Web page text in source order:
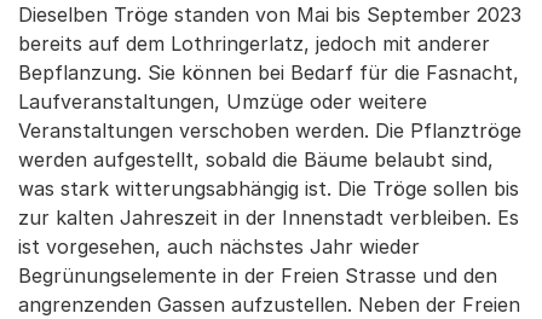
Dieselben Tröge standen von Mai bis September 2023
bereits auf dem Lothringerlatz, jedoch mit anderer
Bepflanzung. Sie können bei Bedarf für die Fasnacht,
Laufveranstaltungen, Umzüge oder weitere
Veranstaltungen verschoben werden. Die Pflanztröge
werden aufgestellt, sobald die Bäume belaubt sind,
was stark witterungsabhängig ist. Die Tröge sollen bis
zur kalten Jahreszeit in der Innenstadt verbleiben. Es
ist vorgesehen, auch nächstes Jahr wieder
Begrünungselemente in der Freien Strasse und den
angrenzenden Gassen aufzustellen. Neben der Freien